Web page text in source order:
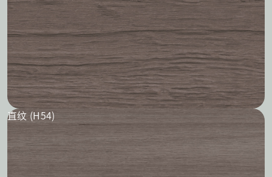
直纹 (H54)